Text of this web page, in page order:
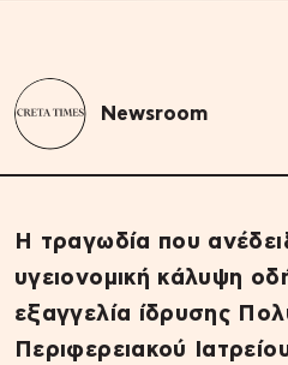
Newsroom
Η τραγωδία που
υγειονομική κάλυψη
εξαγγελία ίδρυσης
Περιφερειακού